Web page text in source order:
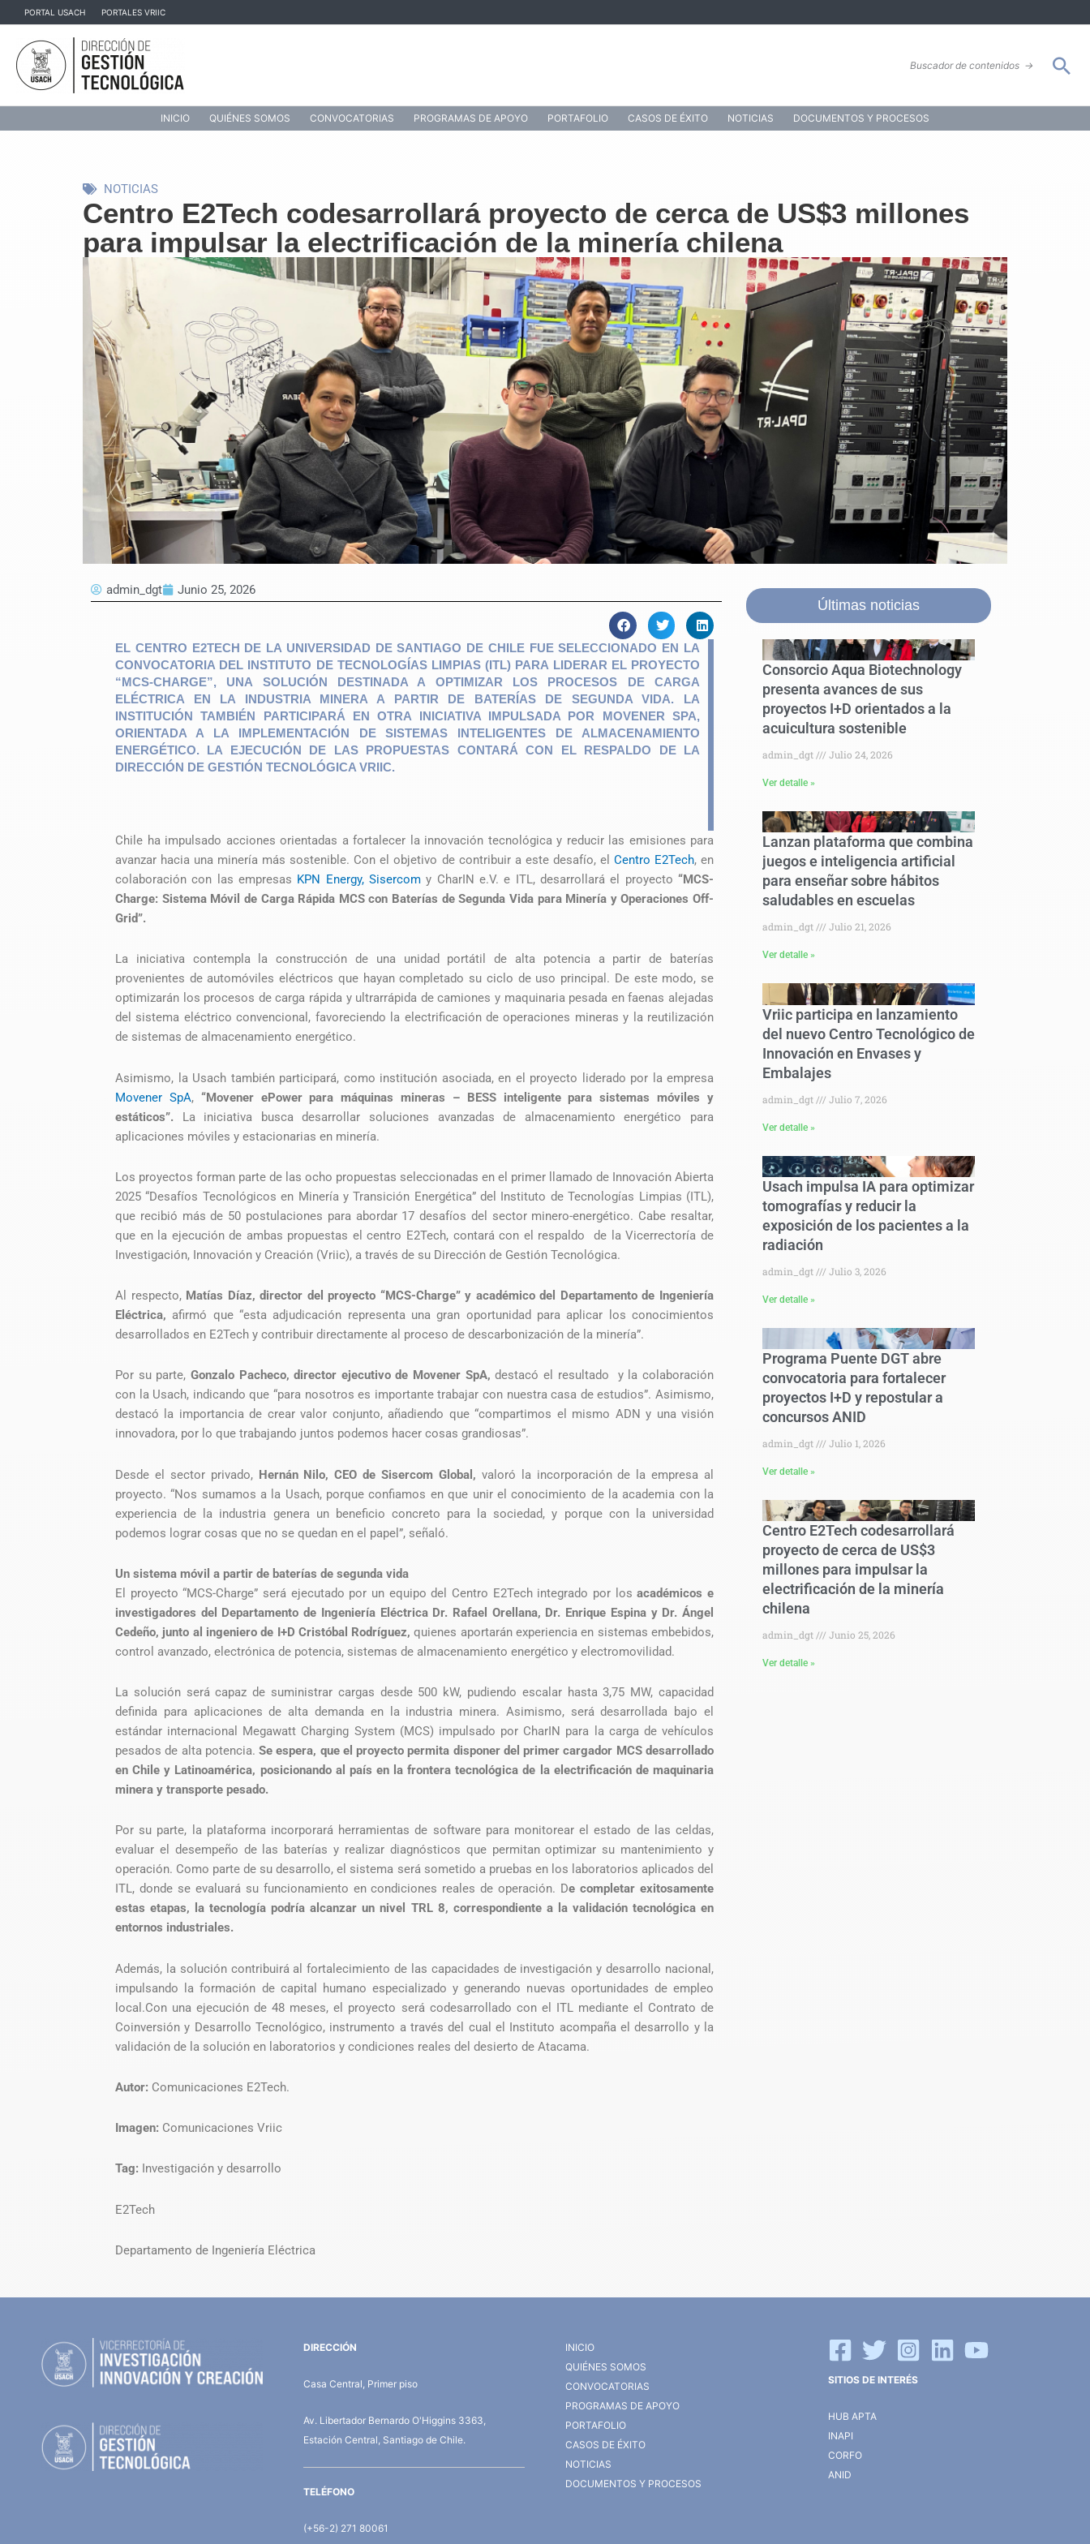
al
contenido
PORTAL USACH PORTALES VRIIC
Buscador de contenidos →
INICIO QUIÉNES SOMOS CONVOCATORIAS PROGRAMAS DE APOYO PORTAFOLIO CASOS DE ÉXITO NOTICIAS DOCUMENTOS Y PROCESOS
NOTICIAS
Centro E2Tech codesarrollará proyecto de cerca de US$3 millones
para impulsar la electrificación de la minería chilena
admin_dgt Junio 25, 2026
EL CENTRO E2TECH DE LA UNIVERSIDAD DE SANTIAGO DE CHILE FUE SELECCIONADO EN LA
CONVOCATORIA DEL INSTITUTO DE TECNOLOGÍAS LIMPIAS (ITL) PARA LIDERAR EL PROYECTO
“MCS-CHARGE”, UNA SOLUCIÓN DESTINADA A OPTIMIZAR LOS PROCESOS DE CARGA
ELÉCTRICA EN LA INDUSTRIA MINERA A PARTIR DE BATERÍAS DE SEGUNDA VIDA. LA
INSTITUCIÓN TAMBIÉN PARTICIPARÁ EN OTRA INICIATIVA IMPULSADA POR MOVENER SPA,
ORIENTADA A LA IMPLEMENTACIÓN DE SISTEMAS INTELIGENTES DE ALMACENAMIENTO
ENERGÉTICO. LA EJECUCIÓN DE LAS PROPUESTAS CONTARÁ CON EL RESPALDO DE LA
DIRECCIÓN DE GESTIÓN TECNOLÓGICA VRIIC.
Chile ha impulsado acciones orientadas a fortalecer la innovación tecnológica y reducir las emisiones para
avanzar hacia una minería más sostenible. Con el objetivo de contribuir a este desafío, el Centro E2Tech, en
colaboración con las empresas KPN Energy, Sisercom y CharIN e.V. e ITL, desarrollará el proyecto“MCS-
Charge: Sistema Móvil de Carga Rápida MCS con Baterías de Segunda Vida para Minería y Operaciones Off-
Grid”.
La iniciativa contempla la construcción de una unidad portátil de alta potencia a partir de baterías
provenientes de automóviles eléctricos que hayan completado su ciclo de uso principal. De este modo, se
optimizarán los procesos de carga rápida y ultrarrápida de camiones y maquinaria pesada en faenas alejadas
del sistema eléctrico convencional, favoreciendo la electrificación de operaciones mineras y la reutilización
de sistemas de almacenamiento energético.
Asimismo, la Usach también participará, como institución asociada, en el proyecto liderado por la empresa
Movener SpA, “Movener ePower para máquinas mineras – BESS inteligente para sistemas móviles y
estáticos”. La iniciativa busca desarrollar soluciones avanzadas de almacenamiento energético para
aplicaciones móviles y estacionarias en minería.
Los proyectos forman parte de las ocho propuestas seleccionadas en el primer llamado de Innovación Abierta
2025 “Desafíos Tecnológicos en Minería y Transición Energética” del Instituto de Tecnologías Limpias (ITL),
que recibió más de 50 postulaciones para abordar 17 desafíos del sector minero-energético. Cabe resaltar,
que en la ejecución de ambas propuestas el centro E2Tech, contará con el respaldo de la Vicerrectoría de
Investigación, Innovación y Creación (Vriic), a través de su Dirección de Gestión Tecnológica.
Al respecto, Matías Díaz, director del proyecto “MCS-Charge” y académico del Departamento de Ingeniería
Eléctrica, afirmó que “esta adjudicación representa una gran oportunidad para aplicar los conocimientos
desarrollados en E2Tech y contribuir directamente al proceso de descarbonización de la minería”.
Por su parte, Gonzalo Pacheco, director ejecutivo de Movener SpA, destacó el resultado y la colaboración
con la Usach, indicando que “para nosotros es importante trabajar con nuestra casa de estudios”. Asimismo,
destacó la importancia de crear valor conjunto, añadiendo que “compartimos el mismo ADN y una visión
innovadora, por lo que trabajando juntos podemos hacer cosas grandiosas”.
Desde el sector privado, Hernán Nilo, CEO de Sisercom Global, valoró la incorporación de la empresa al
proyecto. “Nos sumamos a la Usach, porque confiamos en que unir el conocimiento de la academia con la
experiencia de la industria genera un beneficio concreto para la sociedad, y porque con la universidad
podemos lograr cosas que no se quedan en el papel”, señaló.
Un sistema móvil a partir de baterías de segunda vida
El proyecto “MCS-Charge” será ejecutado por un equipo del Centro E2Tech integrado por losacadémicos e
investigadores del Departamento de Ingeniería Eléctrica Dr. Rafael Orellana, Dr. Enrique Espina y Dr. Ángel
Cedeño, junto al ingeniero de I+D Cristóbal Rodríguez, quienes aportarán experiencia en sistemas embebidos,
control avanzado, electrónica de potencia, sistemas de almacenamiento energético y electromovilidad.
La solución será capaz de suministrar cargas desde 500 kW, pudiendo escalar hasta 3,75 MW, capacidad
definida para aplicaciones de alta demanda en la industria minera. Asimismo, será desarrollada bajo el
estándar internacional Megawatt Charging System (MCS) impulsado por CharIN para la carga de vehículos
pesados de alta potencia.Se espera, que el proyecto permita disponer del primer cargador MCS desarrollado
en Chile y Latinoamérica, posicionando al país en la frontera tecnológica de la electrificación de maquinaria
minera y transporte pesado.
Por su parte, la plataforma incorporará herramientas de software para monitorear el estado de las celdas,
evaluar el desempeño de las baterías y realizar diagnósticos que permitan optimizar su mantenimiento y
operación. Como parte de su desarrollo, el sistema será sometido a pruebas en los laboratorios aplicados del
ITL, donde se evaluará su funcionamiento en condiciones reales de operación. De completar exitosamente
estas etapas, la tecnología podría alcanzar un nivel TRL 8, correspondiente a la validación tecnológica en
entornos industriales.
Además, la solución contribuirá al fortalecimiento de las capacidades de investigación y desarrollo nacional,
impulsando la formación de capital humano especializado y generando nuevas oportunidades de empleo
local.Con una ejecución de 48 meses, el proyecto será codesarrollado con el ITL mediante el Contrato de
Coinversión y Desarrollo Tecnológico, instrumento a través del cual el Instituto acompaña el desarrollo y la
validación de la solución en laboratorios y condiciones reales del desierto de Atacama.
Autor: Comunicaciones E2Tech.
Imagen: Comunicaciones Vriic
Tag: Investigación y desarrollo
E2Tech
Departamento de Ingeniería Eléctrica
Últimas noticias
Consorcio Aqua Biotechnology
presenta avances de sus
proyectos I+D orientados a la
acuicultura sostenible
admin_dgt Julio 24, 2026
Ver detalle »
Lanzan plataforma que combina
juegos e inteligencia artificial
para enseñar sobre hábitos
saludables en escuelas
admin_dgt Julio 21, 2026
Ver detalle »
Vriic participa en lanzamiento
del nuevo Centro Tecnológico de
Innovación en Envases y
Embalajes
admin_dgt Julio 7, 2026
Ver detalle »
Usach impulsa IA para optimizar
tomografías y reducir la
exposición de los pacientes a la
radiación
admin_dgt Julio 3, 2026
Ver detalle »
Programa Puente DGT abre
convocatoria para fortalecer
proyectos I+D y repostular a
concursos ANID
admin_dgt Julio 1, 2026
Ver detalle »
Centro E2Tech codesarrollará
proyecto de cerca de US$3
millones para impulsar la
electrificación de la minería
chilena
admin_dgt Junio 25, 2026
Ver detalle »
DIRECCIÓN
Casa Central, Primer piso
Av. Libertador Bernardo O'Higgins 3363,
Estación Central, Santiago de Chile.
TELÉFONO
(+56-2) 271 80061
INICIO
QUIÉNES SOMOS
CONVOCATORIAS
PROGRAMAS DE APOYO
PORTAFOLIO
CASOS DE ÉXITO
NOTICIAS
DOCUMENTOS Y PROCESOS
SITIOS DE INTERÉS
HUB APTA
INAPI
CORFO
ANID